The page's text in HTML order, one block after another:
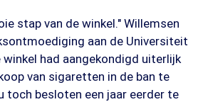
stap van de winkel." Willemsen
aan de Universiteit
had aangekondigd uiterlijk
van sigaretten in de ban te
toch besloten een jaar eerder te